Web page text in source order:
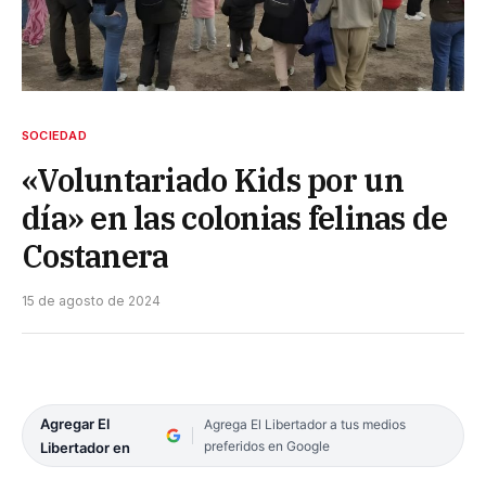
SOCIEDAD
«Voluntariado Kids por un
día» en las colonias felinas de
Costanera
15 de agosto de 2024
Agregar El
Libertador en
Agrega El Libertador a tus medios
preferidos en Google